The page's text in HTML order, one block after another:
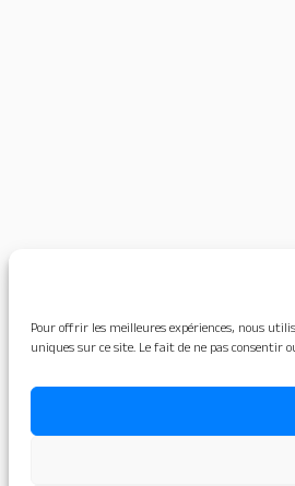
Pour offrir les meilleures expériences, nous
uniques sur ce site. Le fait de ne pas